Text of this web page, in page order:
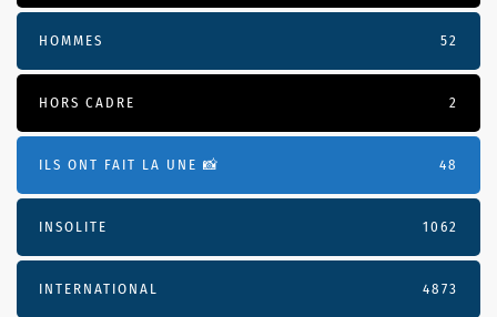
HOMMES 52
HORS CADRE 2
ILS ONT FAIT LA UNE 📸 48
INSOLITE 1062
INTERNATIONAL 4873